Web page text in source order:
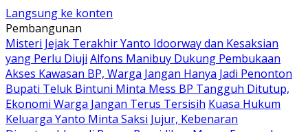
Langsung ke konten
Pembangunan
Misteri Jejak Terakhir Yanto Idoorway dan Kesaksian
yang Perlu Diuji Alfons Manibuy Dukung Pembukaan
Akses Kawasan BP, Warga Jangan Hanya Jadi Penonton
Bupati Teluk Bintuni Minta Mess BP Tangguh Ditutup,
Ekonomi Warga Jangan Terus Tersisih Kuasa Hukum
Keluarga Yanto Minta Saksi Jujur, Kebenaran